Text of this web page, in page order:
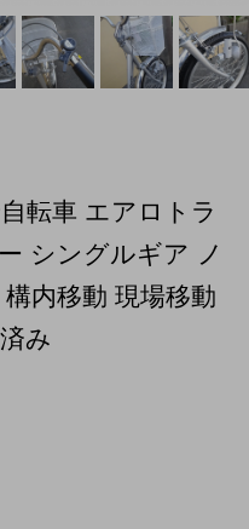
転車 エアロトラ
シングルギア ノ
内移動 現場移動
み